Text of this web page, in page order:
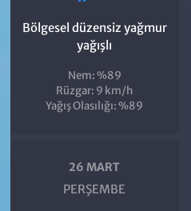
Bölgesel düzensiz yağmur
yağışlı
Nem: %89
Rüzgar: 9 km/h
Yağış Olasılığı: %89
26 MART
PERŞEMBE